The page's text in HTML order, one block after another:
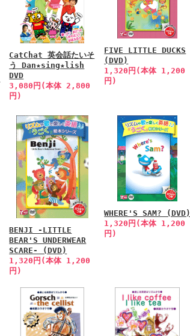
CatChat 英会話たいそ
う Dan★sing★lish
DVD
3,080円(本体 2,800
円)
FIVE LITTLE DUCKS
(DVD)
1,320円(本体 1,200
円)
BENJI -LITTLE
BEAR'S UNDERWEAR
SCARE- (DVD)
1,320円(本体 1,200
円)
WHERE'S SAM? (DVD)
1,320円(本体 1,200
円)